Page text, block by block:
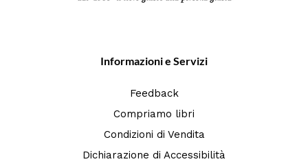
Informazioni e Servizi
Feedback
Compriamo libri
Condizioni di Vendita
Dichiarazione di Accessibilità